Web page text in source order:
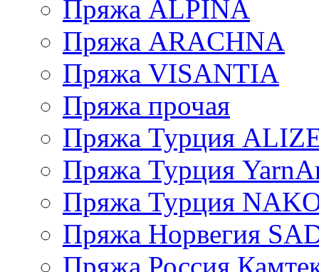
Пряжа ALPINA
Пряжа ARACHNA
Пряжа VISANTIA
Пряжа прочая
Пряжа Турция
Пряжа Турция
Пряжа Турция
Пряжа Норвегия
Пряжа Россия